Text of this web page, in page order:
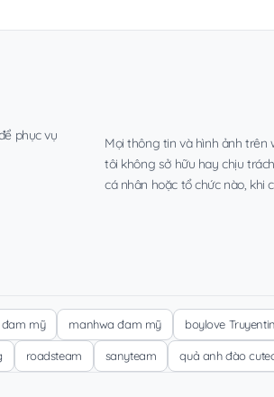
phục vụ
Mọi thông tin và hình ảnh
tôi không sở hữu hay chịu
cá nhân hoặc tổ chức nào, khi
đam mỹ manhwa đam mỹ boylove
roadsteam sanyteam quả anh đào